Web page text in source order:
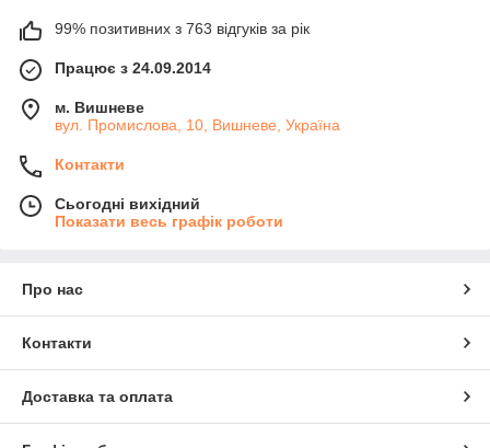
99% позитивних з 763 відгуків за рік
Працює з 24.09.2014
м. Вишневе
вул. Промислова, 10, Вишневе, Україна
Контакти
Сьогодні вихідний
Показати весь графік роботи
Про нас
Контакти
Доставка та оплата